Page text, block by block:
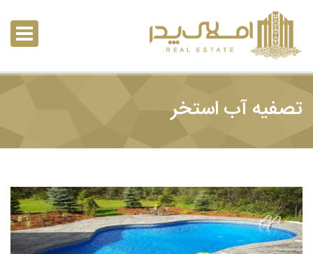
تصفیه آب استخر